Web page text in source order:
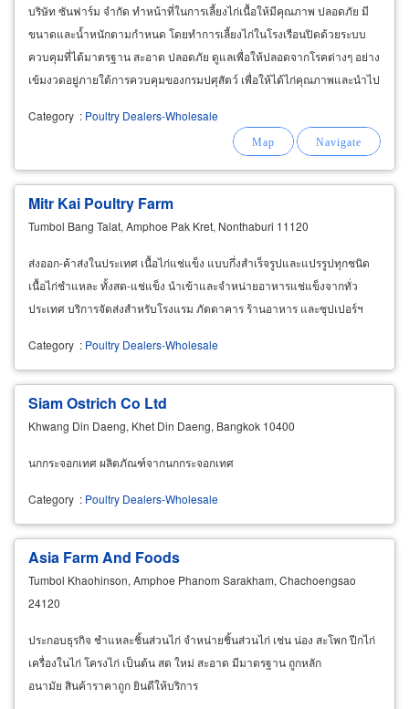
บริษัท ซันฟาร์ม จำกัด ทำหน้าที่ในการเลี้ยงไก่เนื้อให้มีคุณภาพ ปลอดภัย มี
ขนาดและน้ำหนักตามกำหนด โดยทำการเลี้ยงไก่ในโรงเรือนปิดด้วยระบบ
ควบคุมที่ได้มาตรฐาน สะอาด ปลอดภัย ดูแลเพื่อให้ปลอดจากโรคต่างๆ อย่าง
เข้มงวดอยู่ภายใต้การควบคุมของกรมปศุสัตว์ เพื่อให้ได้ไก่คุณภาพและนำไป
Category : Poultry Dealers-Wholesale
Mitr Kai Poultry Farm
Tumbol Bang Talat, Amphoe Pak Kret, Nonthaburi 11120
ส่งออก-ค้าส่งในประเทศ เนื้อไก่แช่แข็ง แบบกึ่งสำเร็จรูปและแปรรูปทุกชนิด
เนื้อไก่ชำแหละ ทั้งสด-แช่แข็ง นำเข้าและจำหน่ายอาหารแช่แข็งจากทั่ว
ประเทศ บริการจัดส่งสำหรับโรงแรม ภัตตาคาร ร้านอาหาร และซุปเปอร์ฯ
Category : Poultry Dealers-Wholesale
Siam Ostrich Co Ltd
Khwang Din Daeng, Khet Din Daeng, Bangkok 10400
นกกระจอกเทศ ผลิตภัณฑ์จากนกกระจอกเทศ
Category : Poultry Dealers-Wholesale
Asia Farm And Foods
Tumbol Khaohinson, Amphoe Phanom Sarakham, Chachoengsao
24120
ประกอบธุรกิจ ชำแหละชิ้นส่วนไก่ จำหน่ายชิ้นส่วนไก่ เช่น น่อง สะโพก ปีกไก่
เครื่องในไก่ โครงไก่ เป็นต้น สด ใหม่ สะอาด มีมาตรฐาน ถูกหลัก
อนามัย สินค้าราคาถูก ยินดีให้บริการ